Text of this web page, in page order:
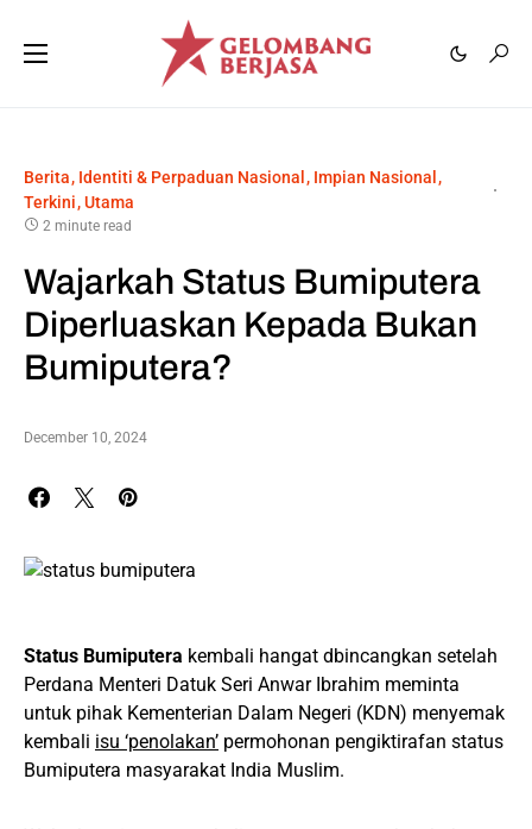
Berita Identiti & Perpaduan Nasional
Impian Nasional
Terkini Utama
2 minute read
Wajarkah Status Bumiputera
Diperluaskan Kepada Bukan
Bumiputera?
December 10, 2024
Status Bumiputera kembali hangat dbincangkan setelah
Perdana Menteri Datuk Seri Anwar Ibrahim meminta
untuk pihak Kementerian Dalam Negeri (KDN) menyemak
kembali isu ‘penolakan’ permohonan pengiktirafan status
Bumiputera masyarakat India Muslim.